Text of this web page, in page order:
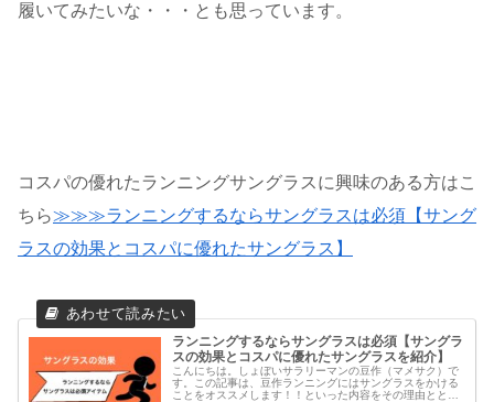
履いてみたいな・・・とも思っています。
コスパの優れたランニングサングラスに興味のある方はこ
ちら≫≫≫ランニングするならサングラスは必須【サング
ラスの効果とコスパに優れたサングラス】
ランニングするならサングラスは必須【サングラ
スの効果とコスパに優れたサングラスを紹介】
こんにちは。しょぼいサラリーマンの豆作（マメサク）で
す。この記事は、豆作ランニングにはサングラスをかける
ことをオススメします！！といった内容をその理由ととも